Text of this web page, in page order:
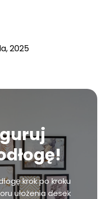
2025
krok po kroku
ułożenia desek